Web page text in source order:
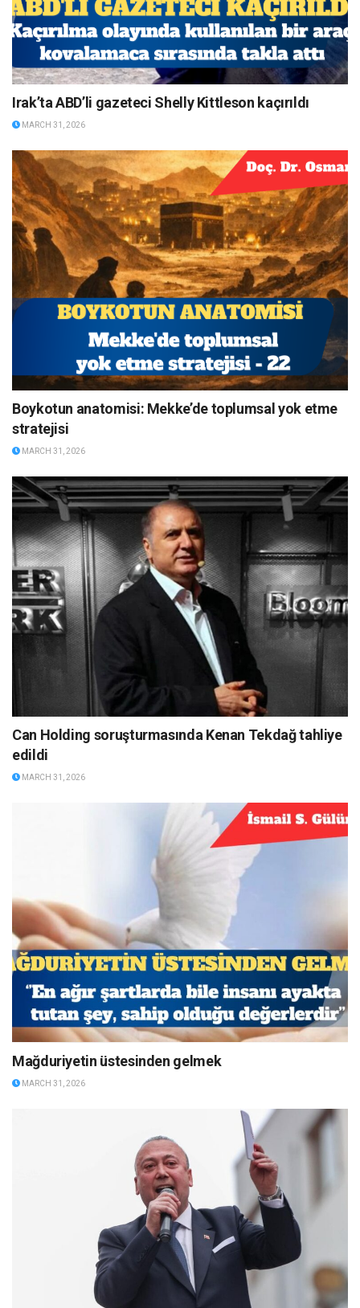
Irak’ta ABD’li gazeteci Shelly Kittleson kaçırıldı
MARCH 31, 2026
Boykotun anatomisi: Mekke’de toplumsal yok etme
stratejisi
MARCH 31, 2026
Can Holding soruşturmasında Kenan Tekdağ tahliye
edildi
MARCH 31, 2026
Mağduriyetin üstesinden gelmek
MARCH 31, 2026